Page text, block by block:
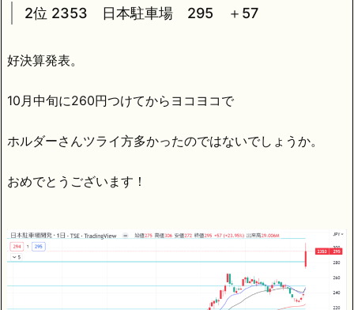
2位 2353 日本駐車場 295 ＋57
好決算発表。
10月中旬に260円つけてからヨコヨコで
ホルダーさんツライ方多かったのではないでしょうか。
おめでとうございます！